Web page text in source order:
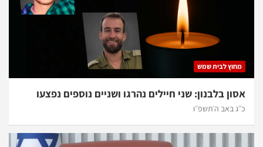
מחוץ לבית שמש
אסון בלבנון: שני חיילים נהרגו ושניים נוספים נפצעו
כ״ג באב ה׳תשפ״ו